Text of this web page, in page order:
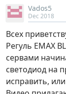
Vados5
Dec 2018
Всех
Регуль EMAX
сервами
светодиод на
исправить,